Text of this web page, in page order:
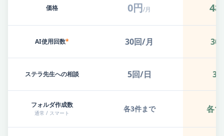
価格 0円/月
AI使用回数* 30回/月
ステラ先生への相談 5回/日 30
フォルダ作成数
通常 / スマート 各3件まで 各